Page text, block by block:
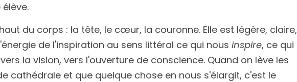
du corps : la tête, le cœur, la couronne. Elle est légère, claire,
de l'inspiration au sens littéral ce qui nous inspire, ce qui
la vision, vers l'ouverture de conscience. Quand on lève les
cathédrale et que quelque chose en nous s'élargit, c'est le